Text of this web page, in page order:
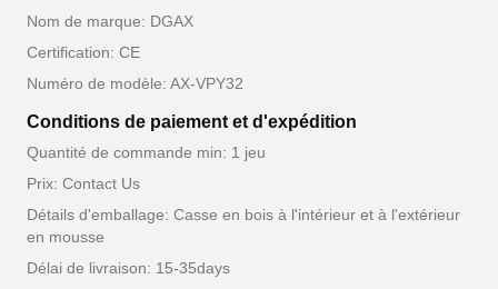
Nom de marque: DGAX
Certification: CE
Numéro de modèle: AX-VPY32
Conditions de paiement et d'expédition
Quantité de commande min: 1 jeu
Prix: Contact Us
Détails d'emballage: Casse en bois à l'intérieur et à l'extérieur
en mousse
Délai de livraison: 15-35days